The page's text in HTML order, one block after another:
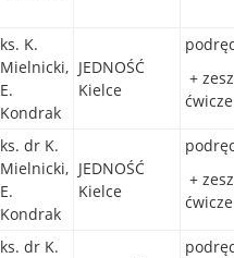
ks. K.
Mielnicki,
E.
Kondrak
JEDNOŚĆ
Kielce
+
ks. dr K.
Mielnicki,
E.
Kondrak
JEDNOŚĆ
Kielce
+
ks. dr K.